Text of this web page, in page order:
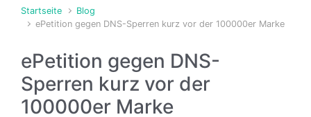
Startseite
Blog
ePetition gegen DNS-Sperren kurz vor der 100000er Marke
ePetition gegen DNS-
Sperren kurz vor der
100000er Marke